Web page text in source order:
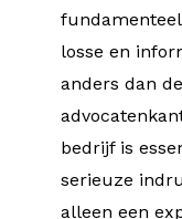
losse en
anders dan
bedrijf is
serieuze
alleen een